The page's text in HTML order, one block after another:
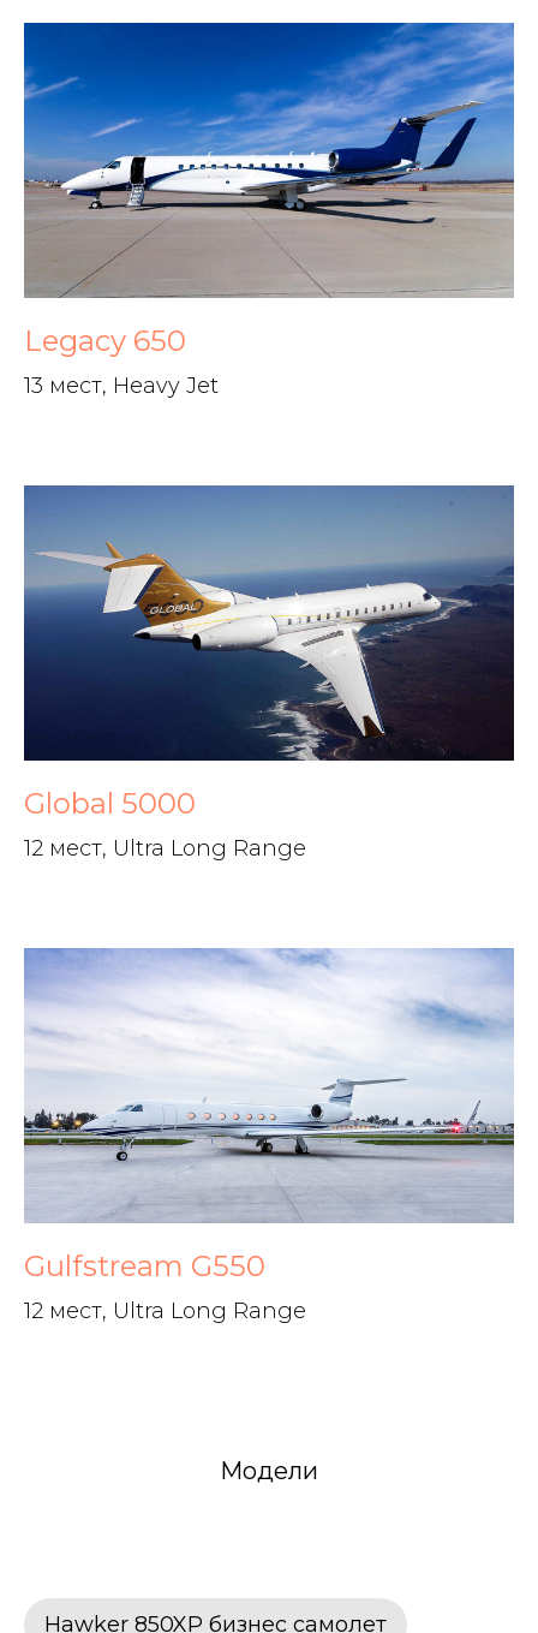
Legacy 650
13 мест, Heavy Jet
Global 5000
12 мест, Ultra Long Range
Gulfstream G550
12 мест, Ultra Long Range
Модели
Hawker 850XP бизнес самолет